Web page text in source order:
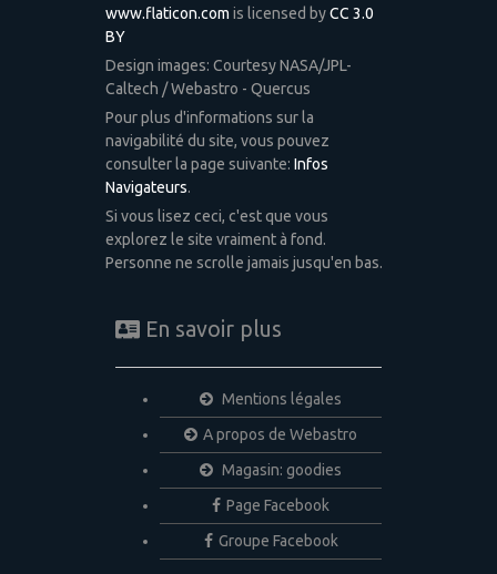
www.flaticon.com is licensed byCC 3.0
BY
Design images: Courtesy NASA/JPL-
Caltech / Webastro - Quercus
Pour plus d'informations sur la
navigabilité du site, vous pouvez
consulter la page suivante: Infos
Navigateurs.
Si vous lisez ceci, c'est que vous
explorez le site vraiment à fond.
Personne ne scrolle jamais jusqu'en bas.
En savoir plus
Mentions légales
A propos de Webastro
Magasin: goodies
Page Facebook
Groupe Facebook